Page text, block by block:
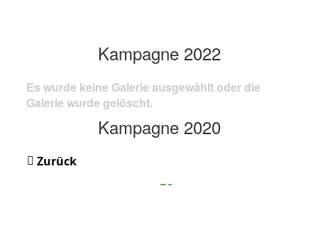
Kampagne 2022
Es wurde keine Galerie ausgewählt oder die
Galerie wurde gelöscht.
Kampagne 2020
Zurück